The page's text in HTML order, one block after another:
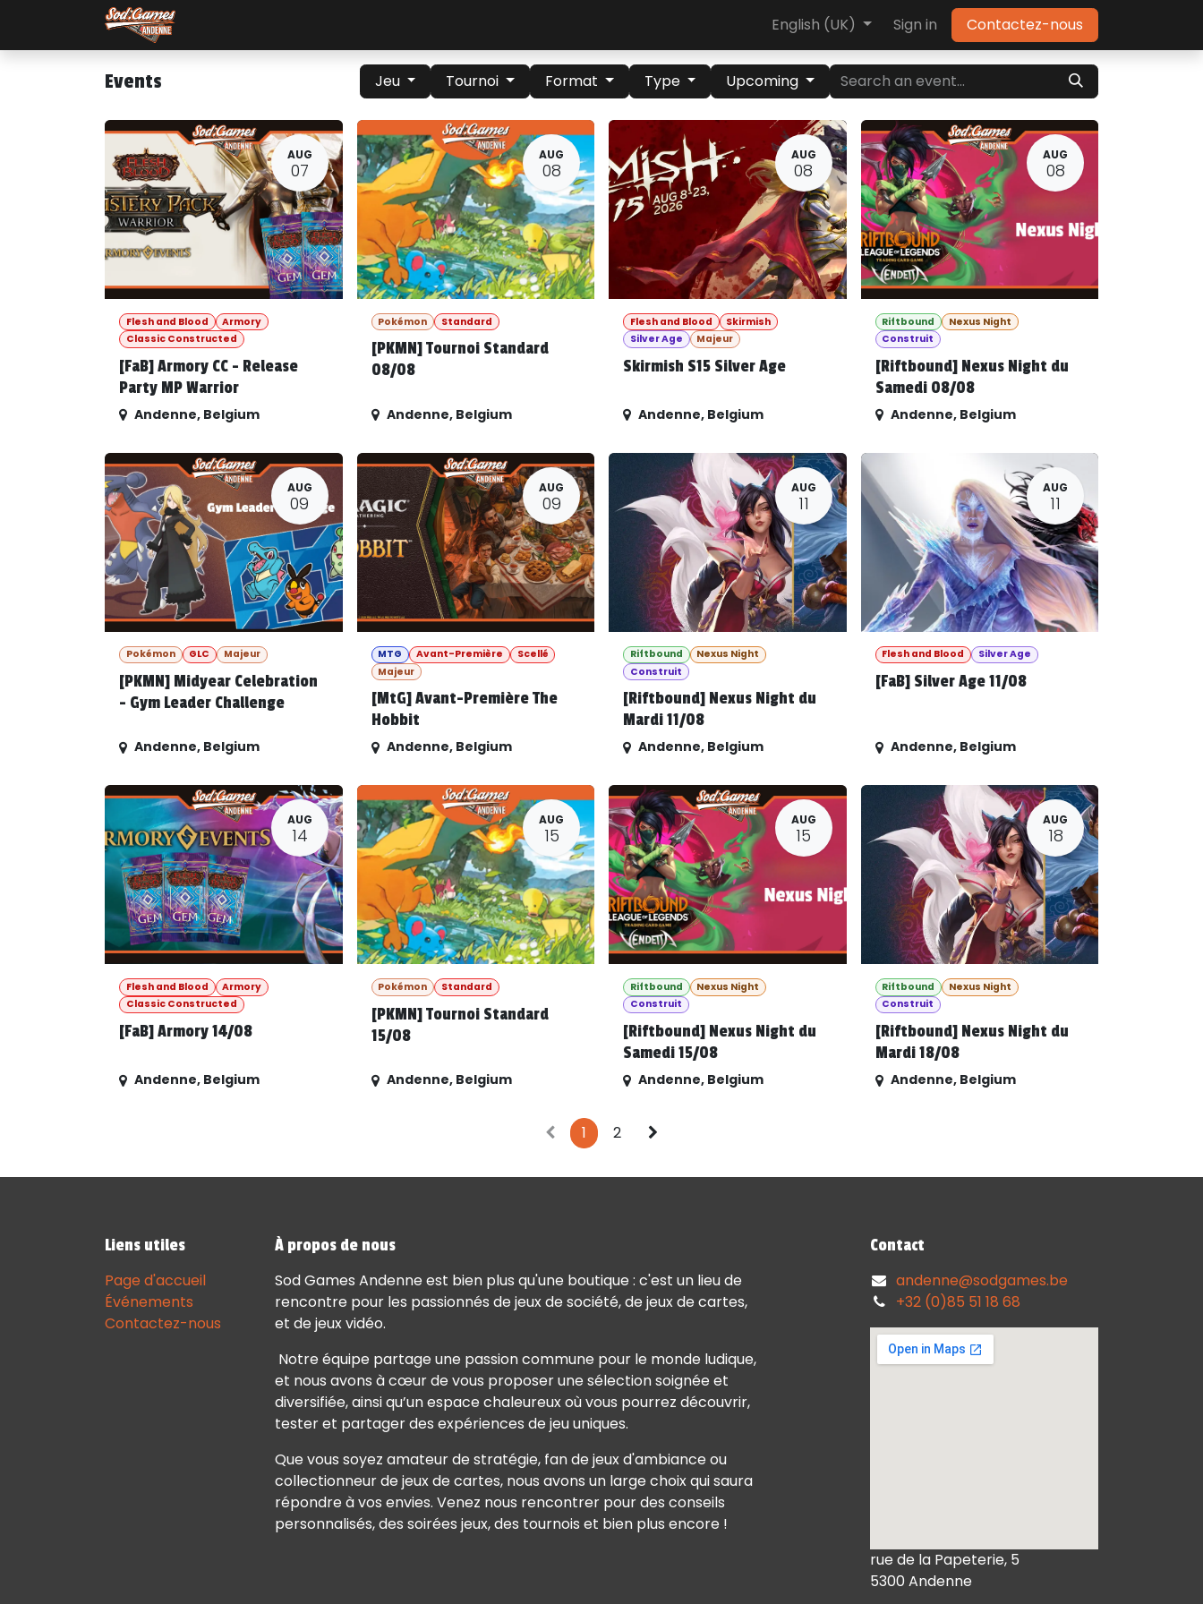
Skip to Content
English (UK) Sign in Contactez-nous
Events Jeu Tournoi Format Type Upcoming
AUG
07
Flesh and Blood
Armory
Classic Constructed
[FaB] Armory CC - Release
Party MP Warrior
Andenne, Belgium
AUG
08
Pokémon Standard
[PKMN] Tournoi Standard
08/08
Andenne, Belgium
AUG
08
Flesh and Blood
Skirmish
Silver Age
Majeur
Skirmish S15 Silver Age
Andenne, Belgium
AUG
08
Riftbound
Nexus Night
Construit
[Riftbound] Nexus Night du
Samedi 08/08
Andenne, Belgium
AUG
09
Pokémon GLC Majeur
[PKMN] Midyear Celebration
- Gym Leader Challenge
Andenne, Belgium
AUG
09
MTG Avant-Première
Scellé
Majeur
[MtG] Avant-Première The
Hobbit
Andenne, Belgium
AUG
11
Riftbound
Nexus Night
Construit
[Riftbound] Nexus Night du
Mardi 11/08
Andenne, Belgium
AUG
11
Flesh and Blood Silver Age
[FaB] Silver Age 11/08
Andenne, Belgium
AUG
14
Flesh and Blood
Armory
Classic Constructed
[FaB] Armory 14/08
Andenne, Belgium
AUG
15
Pokémon Standard
[PKMN] Tournoi Standard
15/08
Andenne, Belgium
AUG
15
Riftbound
Nexus Night
Construit
[Riftbound] Nexus Night du
Samedi 15/08
Andenne, Belgium
AUG
18
Riftbound
Nexus Night
Construit
[Riftbound] Nexus Night du
Mardi 18/08
Andenne, Belgium
1 2
Liens utiles
Page d'accueil
Événements
Contactez-nous
À propos de nous
Sod Games Andenne est bien plus qu'une boutique : c'est un lieu de
rencontre pour les passionnés de jeux de société, de jeux de cartes,
et de jeux vidéo.
Notre équipe partage une passion commune pour le monde ludique,
et nous avons à cœur de vous proposer une sélection soignée et
diversifiée, ainsi qu’un espace chaleureux où vous pourrez découvrir,
tester et partager des expériences de jeu uniques.
Que vous soyez amateur de stratégie, fan de jeux d'ambiance ou
collectionneur de jeux de cartes, nous avons un large choix qui saura
répondre à vos envies. Venez nous rencontrer pour des conseils
personnalisés, des soirées jeux, des tournois et bien plus encore !
Contact
andenne@sodgames.be
+32 (0)85 51 18 68
rue de la Papeterie, 5
5300 Andenne